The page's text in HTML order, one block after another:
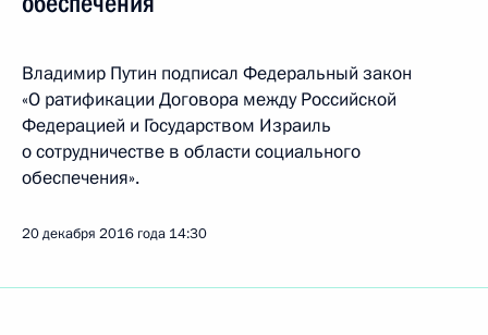
Владимир Путин подписал Федеральный закон
«О ратификации Договора между Российской
Федерацией и Государством Израиль
о сотрудничестве в области социального
обеспечения».
20 декабря 2016 года 14:30